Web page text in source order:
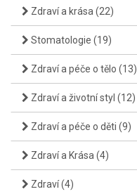
Zdraví a krása (22)
Stomatologie (19)
Zdraví a péče o tělo (13)
Zdraví a životní styl (12)
Zdraví a péče o děti (9)
Zdraví a Krása (4)
Zdraví(4)